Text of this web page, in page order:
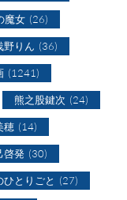
魔女 (26)
野りん (36)
(1241)
熊之股鍵次 (24)
穂 (14)
啓発 (30)
ひとりごと (27)